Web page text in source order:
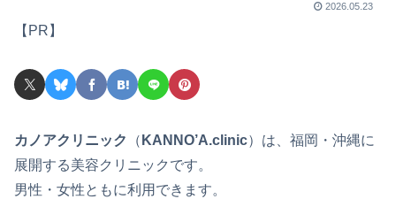
2026.05.23
【PR】
カノアクリニック （ KANNO’A.clinic）は、福岡・沖縄に
展開する美容クリニックです。
男性・女性ともに利用できます。